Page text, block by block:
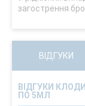
загострення
ВІДГУКИ
ВІДГУКИ
ПО 5МЛ